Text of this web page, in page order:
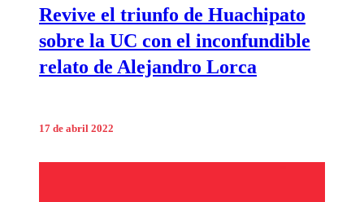
Revive el triunfo de Huachipato
sobre la UC con el inconfundible
relato de Alejandro Lorca
17 de abril 2022